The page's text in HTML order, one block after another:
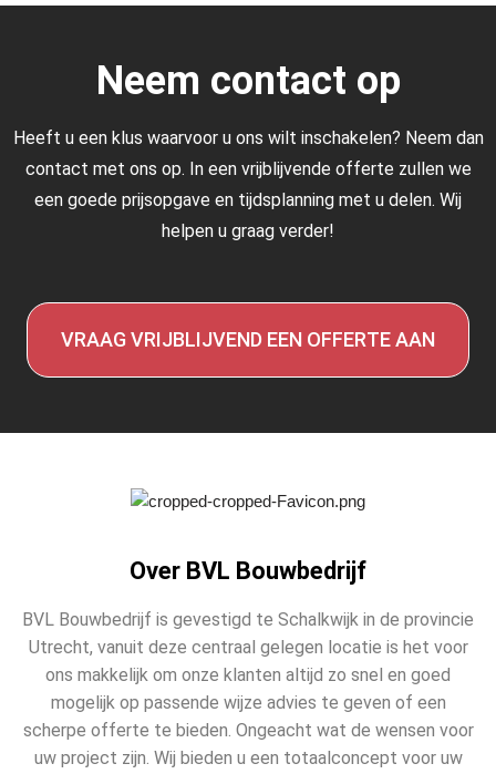
Neem contact op
Heeft u een klus waarvoor u ons wilt inschakelen? Neem dan
contact met ons op. In een vrijblijvende offerte zullen we
een goede prijsopgave en tijdsplanning met u delen. Wij
helpen u graag verder!
VRAAG VRIJBLIJVEND EEN OFFERTE AAN
Over BVL Bouwbedrijf
BVL Bouwbedrijf is gevestigd te Schalkwijk in de provincie
Utrecht, vanuit deze centraal gelegen locatie is het voor
ons makkelijk om onze klanten altijd zo snel en goed
mogelijk op passende wijze advies te geven of een
scherpe offerte te bieden. Ongeacht wat de wensen voor
uw project zijn. Wij bieden u een totaalconcept voor uw